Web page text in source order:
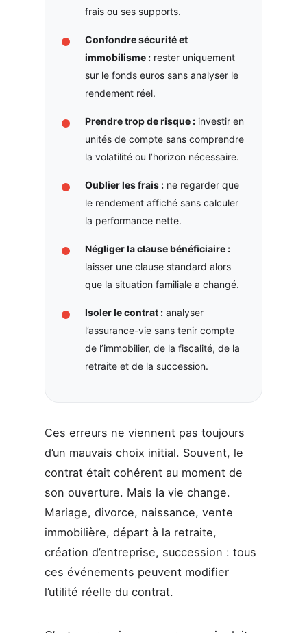
frais ou ses supports.
Confondre sécurité et
immobilisme :rester uniquement
sur le fonds euros sans analyser le
rendement réel.
Prendre trop de risque :investir en
unités de compte sans comprendre
la volatilité ou l’horizon nécessaire.
Oublier les frais :ne regarder que
le rendement affiché sans calculer
la performance nette.
Négliger la clause bénéficiaire :
laisser une clause standard alors
que la situation familiale a changé.
Isoler le contrat :analyser
l’assurance-vie sans tenir compte
de l’immobilier, de la fiscalité, de la
retraite et de la succession.
Ces erreurs ne viennent pas toujours
d’un mauvais choix initial. Souvent, le
contrat était cohérent au moment de
son ouverture. Mais la vie change.
Mariage, divorce, naissance, vente
immobilière, départ à la retraite,
création d’entreprise, succession : tous
ces événements peuvent modifier
l’utilité réelle du contrat.